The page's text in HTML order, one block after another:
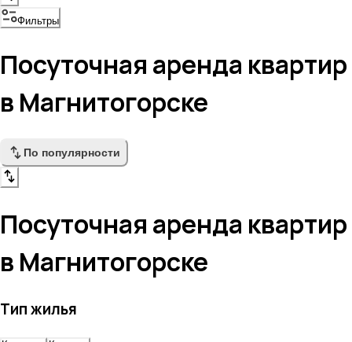
Фильтры
Посуточная аренда квартир
в Магнитогорске
По популярности
Посуточная аренда квартир
в Магнитогорске
Тип жилья